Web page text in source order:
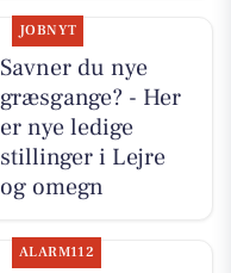
JOBNYT
Savner du nye
græsgange? - Her
er nye ledige
stillinger i Lejre
og omegn
ALARM112